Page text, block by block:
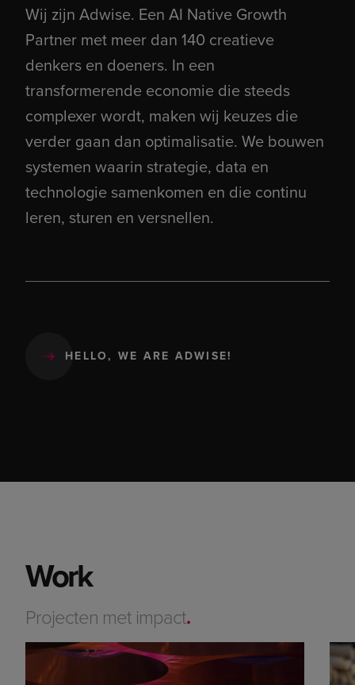
Wij zijn Adwise. Een AI Native Growth
Partner met meer dan 140 creatieve
denkers en doeners. In een
transformerende economie die steeds
complexer wordt, maken wij keuzes die
verder gaan dan optimalisatie. We bouwen
systemen waarin strategie, data en
technologie samenkomen en die continu
leren, sturen en versnellen.
HELLO, WE ARE ADWISE!
Work
Projecten met impact.